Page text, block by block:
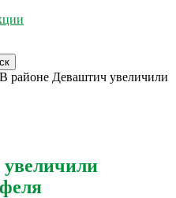
В районе Деваштич увеличили